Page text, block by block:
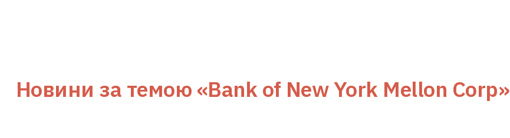
Новини за темою «Bank of New York Mellon Corp»